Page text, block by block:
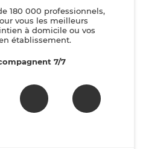
180 000 professionnels,
vous les meilleurs
à domicile ou vos
établissement.
7/7